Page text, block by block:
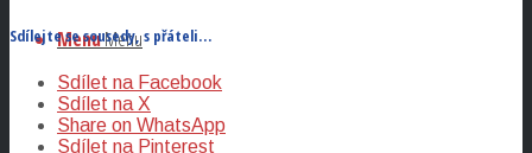
MenuMenu
Sdílejte se sousedy, s přáteli…
Sdílet na Facebook
Sdílet na X
Share on WhatsApp
Sdílet na Pinterest